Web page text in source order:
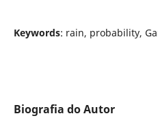
Keywords: rain, probability,
Biografia do Autor